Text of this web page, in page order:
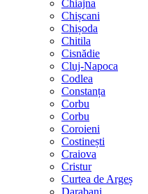
Chiajna
Chișcani
Chișoda
Chitila
Cisnădie
Cluj-Napoca
Codlea
Constanța
Corbu
Corbu
Coroieni
Costinești
Craiova
Cristur
Curtea de Argeș
Darabani